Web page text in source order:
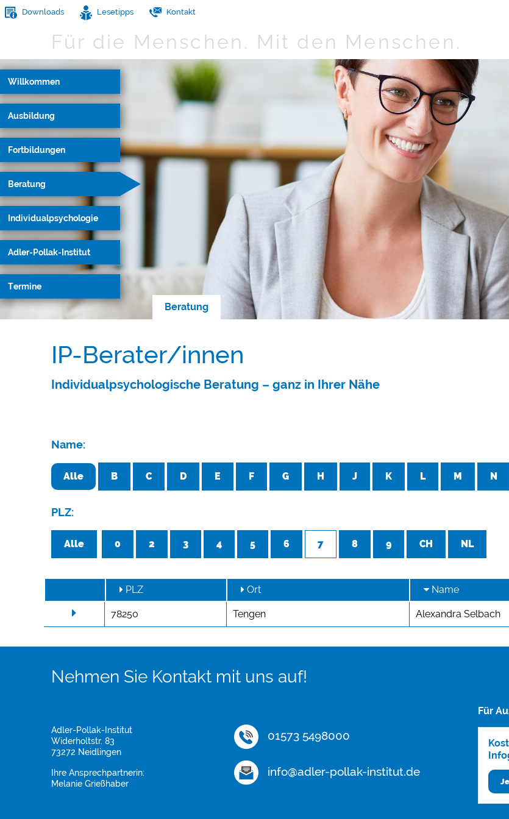
Downloads Lesetipps Kontakt
Für die Menschen. Mit den Menschen.
Willkommen
Ausbildung
Fortbildungen
Beratung
Individualpsychologie
Adler-Pollak-Institut
Termine
Beratung
IP-Berater/innen
Individualpsychologische Beratung – ganz in Ihrer Nähe
Name:
Alle B C D E F G H J K L M N
PLZ:
Alle 0 2 3 4 5 6 7 8 9 CH NL
PLZ Ort Name
78250 Tengen Alexandra Selbach
Nehmen Sie Kontakt mit uns auf!
Adler-Pollak-Institut
Widerholtstr. 83
73272 Neidlingen
Ihre Ansprechpartnerin:
Melanie Grießhaber
01573 5498000
info@adler-pollak-institut.de
Für